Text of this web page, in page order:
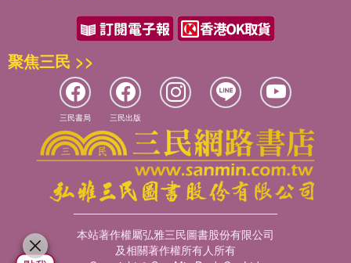
聚焦三民 >>
三民書局 三民出版
本站著作權屬弘雅三民圖書股份有限公司
及相關著作權所有人所有